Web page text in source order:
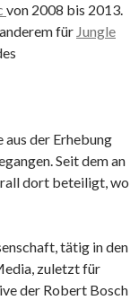
von 2008 bis 2013.
für Jungle
der Erhebung
Seit dem an
dort beteiligt, wo
tätig in den
zuletzt für
der Robert Bosch